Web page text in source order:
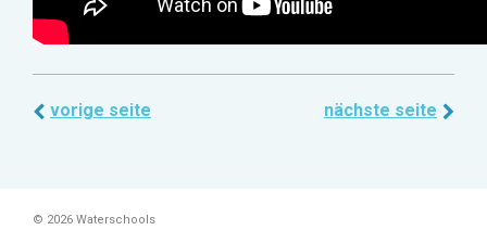
vorige seite nächste seite
© 2026 Waterschools